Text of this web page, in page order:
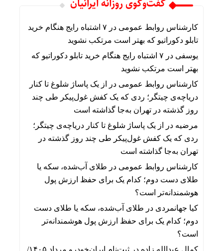
گفت‌وگوی روزانه ایرانیان
کارشناس روابط عمومی در
۷ اشتباه رایج هنگام خرید
تابلو دکوراتیو که بهتر است مرتکب نشوید
یوسفی در
۷ اشتباه رایج هنگام خرید تابلو دکوراتیو که
بهتر است مرتکب نشوید
کارشناس روابط عمومی در
از یک پاساژ شلوغ تا کنار
دریاچه‌ی چیتگر؛ ردی که یک کفش غول‌پیکر طی چند
روز گذشته در تهران به‌جا گذاشته است
مرضیه در
از یک پاساژ شلوغ تا کنار دریاچه‌ی چیتگر؛
ردی که یک کفش غول‌پیکر طی چند روز گذشته در
تهران به‌جا گذاشته است
کارشناس روابط عمومی در طلای آب‌شده، سکه یا
طلای دست دوم؛ کدام یک برای حفظ ارزش پول
هوشمندانه‌تر است؟
کیا جهانمردی در طلای آب‌شده، سکه یا طلای دست
دوم؛ کدام یک برای حفظ ارزش پول هوشمندانه‌تر
است؟